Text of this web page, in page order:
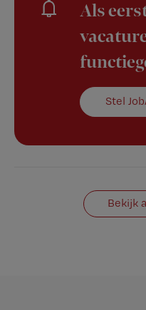
Als
Stel
Bekijk